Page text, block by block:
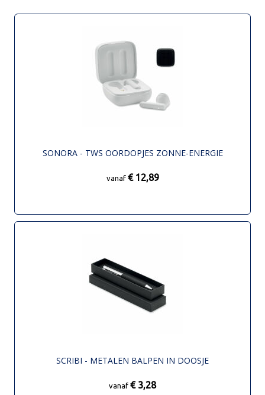
SONORA - TWS OORDOPJES ZONNE-ENERGIE
vanaf € 12,89
SCRIBI - METALEN BALPEN IN DOOSJE
vanaf € 3,28